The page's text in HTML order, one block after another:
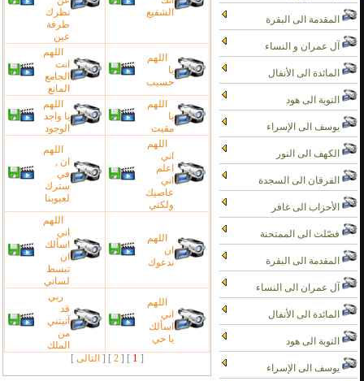
الشفيع
نظرك
طرفة
عين
اللهم
يا
حسيب
اللهم
انت
الجامع
المانع
اللهم
يا
مقيت
اللهم
يا واجد
الوجود
اللهم
اني
اعلم
اني
عاصيك
ولكني
اللهم
ان ,
في
سترك
لعيوبنا
اللهم
ان
ندعوك
اللهم
اني
اسألك
ان
تبسط
لساني
اللهم
اني
اسألك
يا حي
ربي
قد
آتيتني
من
الملك
[
] [
2
]
[ التالى ]
المقدمة الى البقرة
آل عمران و النساء
المائدة الى الأنفال
التوبة الى هود
يوسف الى الإسراء
الكهف الى النور
الفرقان الى السجدة
الأحزاب الى غافر
فصّلت الى الممتحنة
المقدمة الى البقرة
آل عمران الى النساء
المائدة الى الأنفال
التوبة الى هود
يوسف الى الإسراء